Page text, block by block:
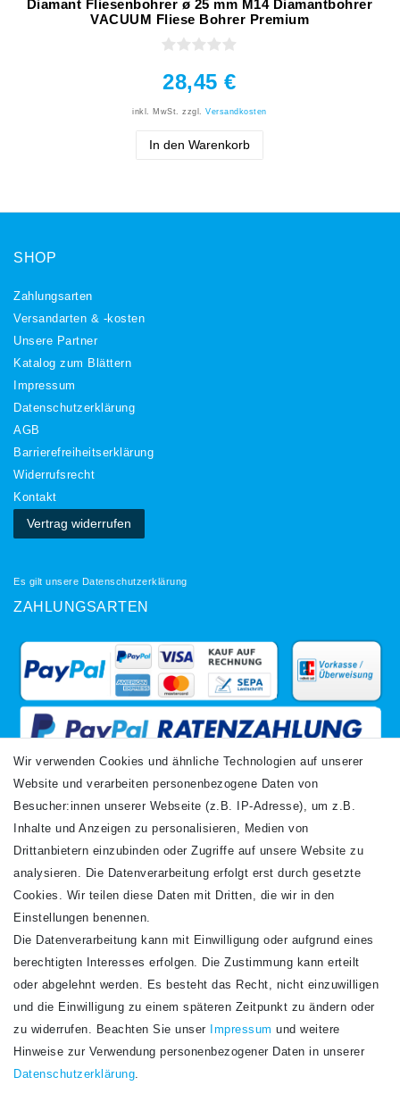
Diamant Fliesenbohrer ø 25 mm M14 Diamantbohrer
VACUUM Fliese Bohrer Premium
28,45 €
inkl. MwSt. zzgl.Versandkosten
In den Warenkorb
SHOP
Zahlungsarten
Versandarten & -kosten
Unsere Partner
Katalog zum Blättern
Impressum
Daten­schutz­erklärung
AGB
Barrierefreiheitserklärung
Widerrufs­recht
Kontakt
Vertrag widerrufen
Es gilt unsere Datenschutzerklärung
ZAHLUNGSARTEN
VERSANDARTEN
Newsletter
Honig
Hiermit bestätige ich, dass ich dieDaten­schutz­erklärunggelesen habe. Meine
Wir verwenden Cookies und ähnliche Technologien auf unserer
Website und verarbeiten personenbezogene Daten von
Besucher:innen unserer Webseite (z.B. IP-Adresse), um z.B.
Inhalte und Anzeigen zu personalisieren, Medien von
Drittanbietern einzubinden oder Zugriffe auf unsere Website zu
analysieren. Die Datenverarbeitung erfolgt erst durch gesetzte
Cookies. Wir teilen diese Daten mit Dritten, die wir in den
Einstellungen benennen.
Die Datenverarbeitung kann mit Einwilligung oder aufgrund eines
berechtigten Interesses erfolgen. Die Zustimmung kann erteilt
oder abgelehnt werden. Es besteht das Recht, nicht einzuwilligen
und die Einwilligung zu einem späteren Zeitpunkt zu ändern oder
zu widerrufen. Beachten Sie unser
Impressum und weitere
Hinweise zur Verwendung personenbezogener Daten in unserer
Daten­schutz­erklärung.